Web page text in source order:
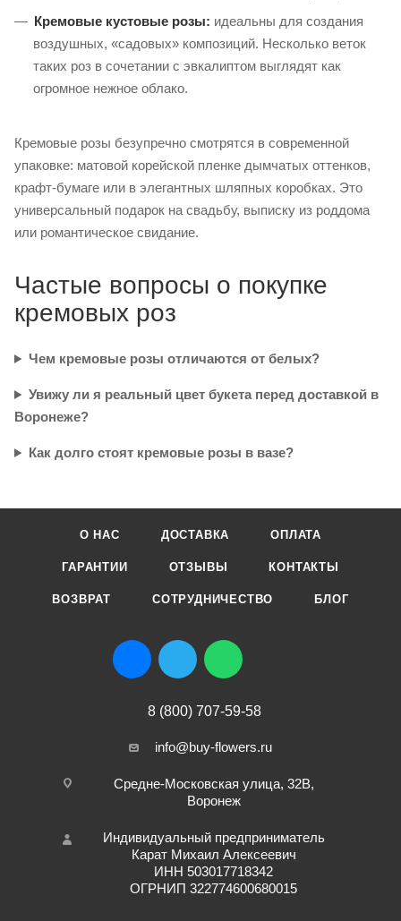
Кремовые кустовые розы: идеальны для создания
воздушных, «садовых» композиций. Несколько веток
таких роз в сочетании с эвкалиптом выглядят как
огромное нежное облако.
Кремовые розы безупречно смотрятся в современной
упаковке: матовой корейской пленке дымчатых оттенков,
крафт-бумаге или в элегантных шляпных коробках. Это
универсальный подарок на свадьбу, выписку из роддома
или романтическое свидание.
Частые вопросы о покупке
кремовых роз
Чем кремовые розы отличаются от белых?
Увижу ли я реальный цвет букета перед доставкой в
Воронеже?
Как долго стоят кремовые розы в вазе?
О НАС ДОСТАВКА ОПЛАТА
ГАРАНТИИ ОТЗЫВЫ КОНТАКТЫ
ВОЗВРАТ СОТРУДНИЧЕСТВО БЛОГ
8 (800) 707-59-58
info@buy-flowers.ru
Средне-Московская улица, 32В,
Воронеж
Индивидуальный предприниматель
Карат Михаил Алексеевич
ИНН 503017718342
ОГРНИП 322774600680015